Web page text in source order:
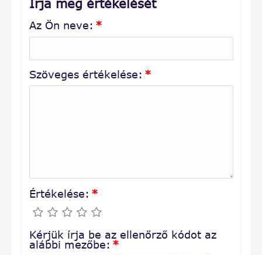
Írja meg értékelését
Az Ön neve: *
Szöveges értékelése: *
Értékelése: *
Kérjük írja be az ellenőrző kódot az
alábbi mezőbe: *